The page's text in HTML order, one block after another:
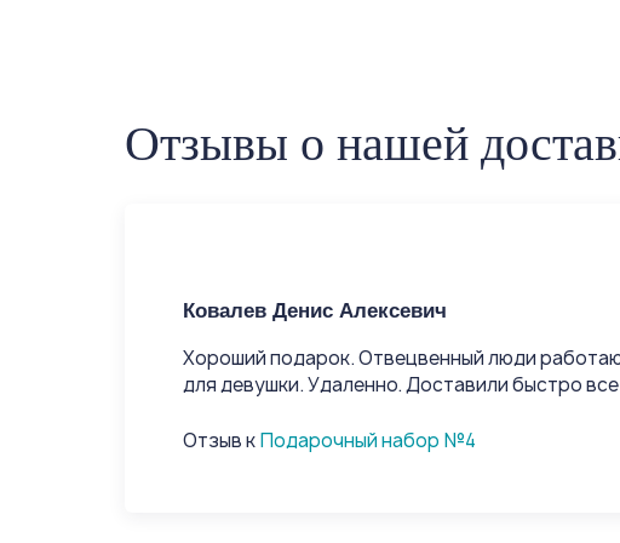
Отзывы о нашей
Ковалев Денис Алексевич
Хороший подарок. Отвецвенный люди
для девушки. Удаленно. Доставили быстро
Отзыв кПодарочный набор №4